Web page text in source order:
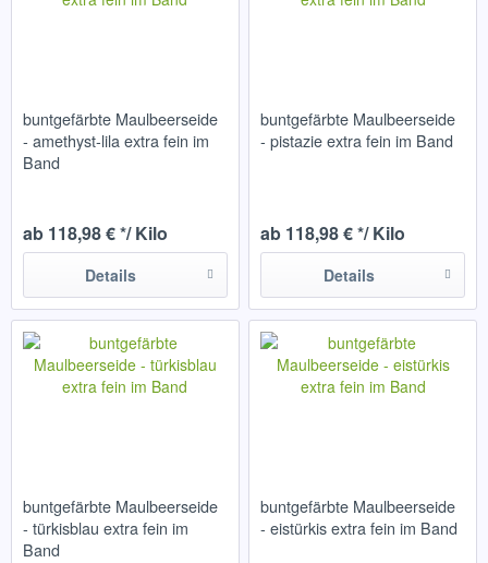
buntgefärbte Maulbeerseide
- amethyst-lila extra fein im
Band
ab 118,98 € */ Kilo
Details
buntgefärbte Maulbeerseide
- pistazie extra fein im Band
ab 118,98 € */ Kilo
Details
buntgefärbte Maulbeerseide
- türkisblau extra fein im
Band
buntgefärbte Maulbeerseide
- eistürkis extra fein im Band